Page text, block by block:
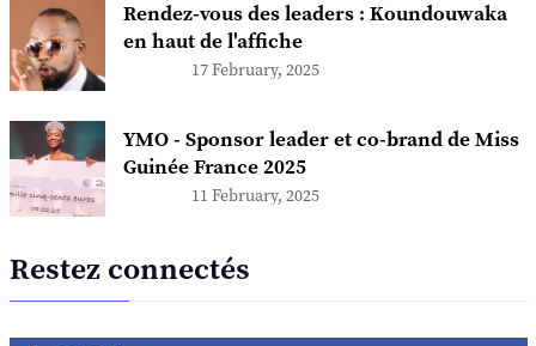
Rendez-vous des leaders : Koundouwaka
en haut de l'affiche
17 February, 2025
YMO - Sponsor leader et co-brand de Miss
Guinée France 2025
11 February, 2025
Restez connectés